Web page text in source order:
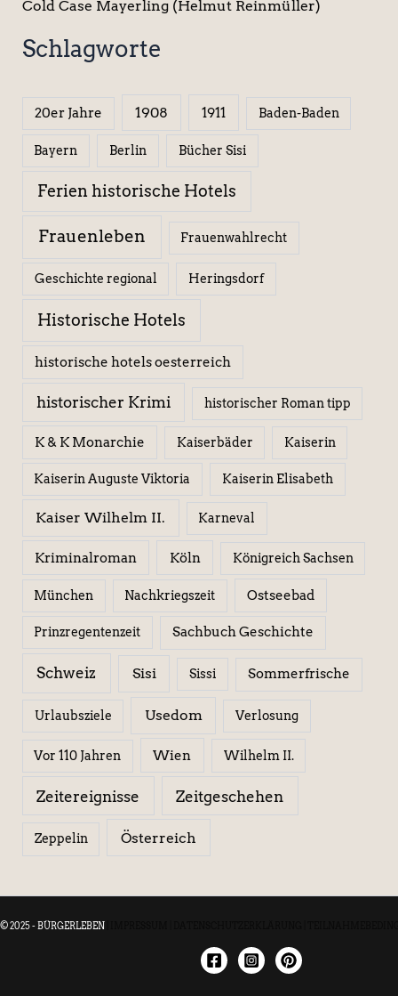
Cold Case Mayerling (Helmut Reinmüller)
Schlagworte
20er Jahre 1908 1911 Baden-Baden
Bayern Berlin Bücher Sisi
Ferien historische Hotels
Frauenleben Frauenwahlrecht
Geschichte regional Heringsdorf
Historische Hotels
historische hotels oesterreich
historischer Krimi historischer Roman tipp
K & K Monarchie Kaiserbäder Kaiserin
Kaiserin Auguste Viktoria Kaiserin Elisabeth
Kaiser Wilhelm II. Karneval
Kriminalroman Köln Königreich Sachsen
München Nachkriegszeit Ostseebad
Prinzregentenzeit Sachbuch Geschichte
Schweiz Sisi Sissi Sommerfrische
Urlaubsziele Usedom Verlosung
Vor 110 Jahren Wien Wilhelm II.
Zeitereignisse Zeitgeschehen
Zeppelin Österreich
© 2025 - BÜRGERLEBEN